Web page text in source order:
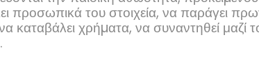
προσωπικά του στοιχεία, να παράγει
καταβάλει χρήµατα, να συναντηθεί μαζί